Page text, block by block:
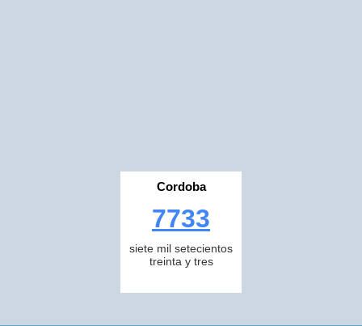
Cordoba
7733
siete mil setecientos
treinta y tres